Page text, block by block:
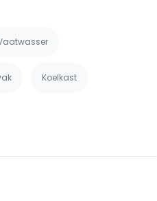
Koelkast